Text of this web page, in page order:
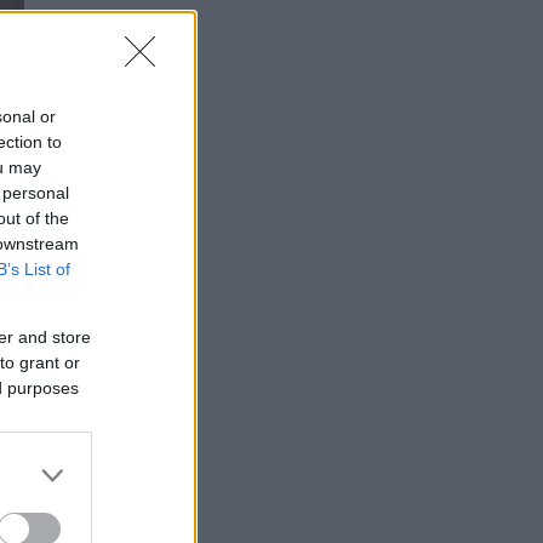
or
to
may
of the
List of
and store
grant or
purposes
»,